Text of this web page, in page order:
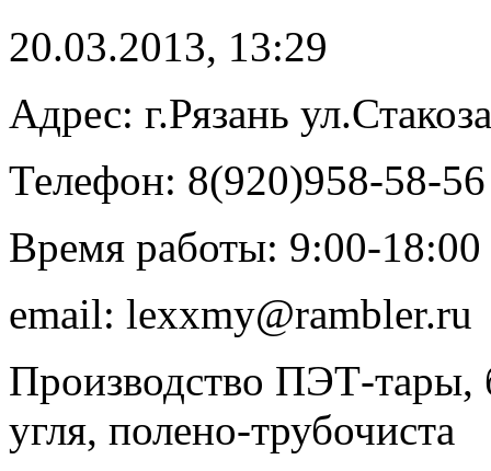
20.03.2013, 13:29
Адрес: г.Рязань
Телефон: 8(920)958-58-56
Время работы: 9:00-18:00
email: lexxmy@rambler.ru
Производство ПЭТ-тары,
угля, полено-трубочиста